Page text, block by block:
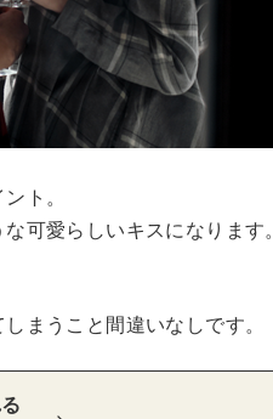
ト。
可愛らしいキスになります。
まうこと間違いなしです。